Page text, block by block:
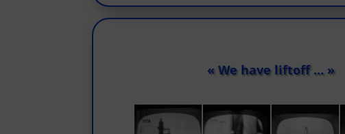
« We have liftoff … »